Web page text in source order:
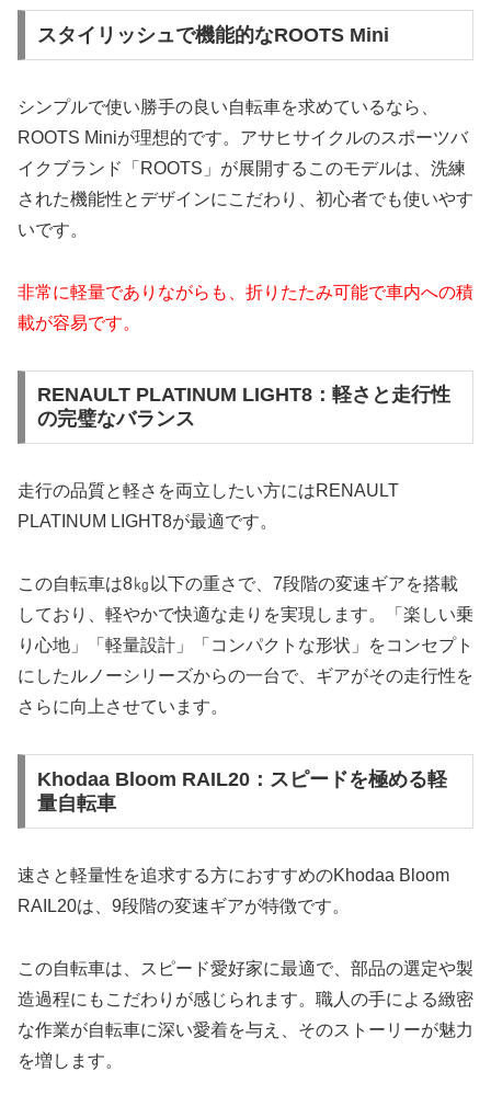
スタイリッシュで機能的なROOTS Mini
シンプルで使い勝手の良い自転車を求めているなら、
ROOTS Miniが理想的です。アサヒサイクルのスポーツバ
イクブランド「ROOTS」が展開するこのモデルは、洗練
された機能性とデザインにこだわり、初心者でも使いやす
いです。
非常に軽量でありながらも、折りたたみ可能で車内への積
載が容易です。
RENAULT PLATINUM LIGHT8：軽さと走行性
の完璧なバランス
走行の品質と軽さを両立したい方にはRENAULT
PLATINUM LIGHT8が最適です。
この自転車は8㎏以下の重さで、7段階の変速ギアを搭載
しており、軽やかで快適な走りを実現します。「楽しい乗
り心地」「軽量設計」「コンパクトな形状」をコンセプト
にしたルノーシリーズからの一台で、ギアがその走行性を
さらに向上させています。
Khodaa Bloom RAIL20：スピードを極める軽
量自転車
速さと軽量性を追求する方におすすめのKhodaa Bloom
RAIL20は、9段階の変速ギアが特徴です。
この自転車は、スピード愛好家に最適で、部品の選定や製
造過程にもこだわりが感じられます。職人の手による緻密
な作業が自転車に深い愛着を与え、そのストーリーが魅力
を増します。